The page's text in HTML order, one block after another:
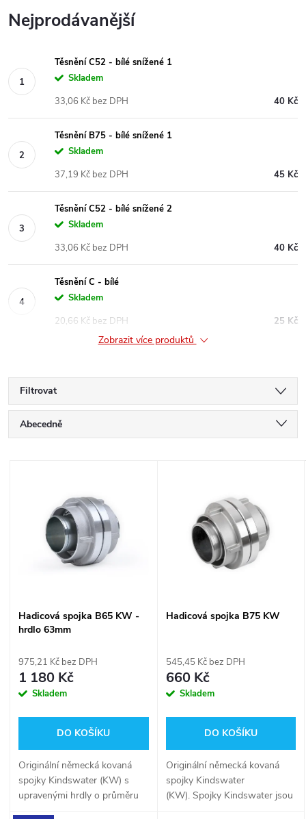
Nejprodávanější
Těsnění C52 - bílé snížené 1
Skladem
40 Kč
33,06 Kč bez DPH
Těsnění B75 - bílé snížené 1
Skladem
45 Kč
37,19 Kč bez DPH
Těsnění C52 - bílé snížené 2
Skladem
40 Kč
33,06 Kč bez DPH
Těsnění C - bílé
Skladem
25 Kč
20,66 Kč bez DPH
Zobrazit více produktů
Filtrovat
Ř
p
o
u
k
Abecedně
Nejprodávanější
s
o
d
u
Hadicová spojka B65 KW -
hrdlo 63mm
975,21 Kč bez DPH
1 180 Kč
Skladem
DO KOŠÍKU
Originální německá kovaná
spojky Kindswater (KW) s
upravenými hrdly o průměru
Hadicová spojka B75 KW
545,45 Kč bez DPH
660 Kč
Skladem
DO KOŠÍKU
Originální německá kovaná
spojky Kindswater
(KW). Spojky Kindswater jsou